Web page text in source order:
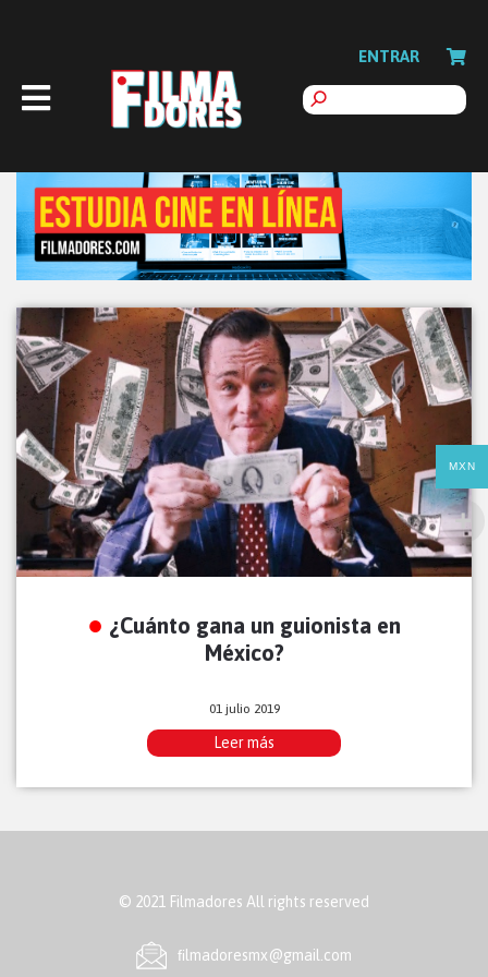
ENTRAR
¿Cuánto gana un guionista en
México?
01 julio 2019
Leer más
© 2021 Filmadores All rights reserved
ﬁlmadoresmx@gmail.com
MXN